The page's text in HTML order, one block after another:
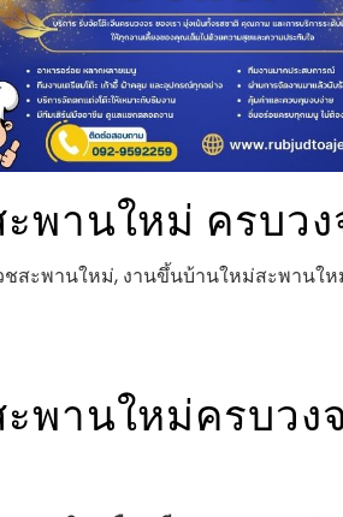
พานใหม่ ครบวง
สะพานใหม่, งานขึ้นบ้านใหม่สะพานใ
านใหม่ครบวงจ